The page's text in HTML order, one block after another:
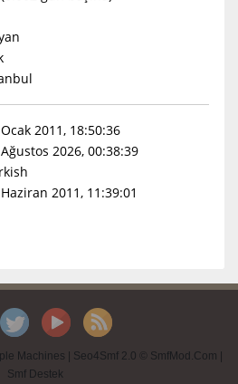
2011, 18:50:36
2026, 00:38:39
2011, 11:39:01
Machines Seo4Smf 2.0 © SmfMod.Com
Smf Destek